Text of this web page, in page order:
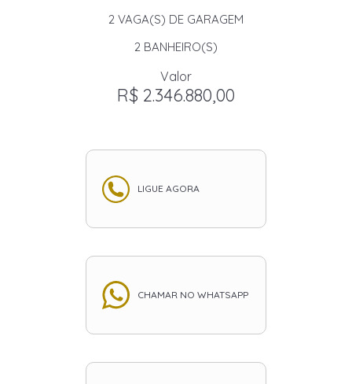
2 VAGA(S) DE GARAGEM
2 BANHEIRO(S)
Valor
R$ 2.346.880,00
LIGUE AGORA
CHAMAR NO WHATSAPP